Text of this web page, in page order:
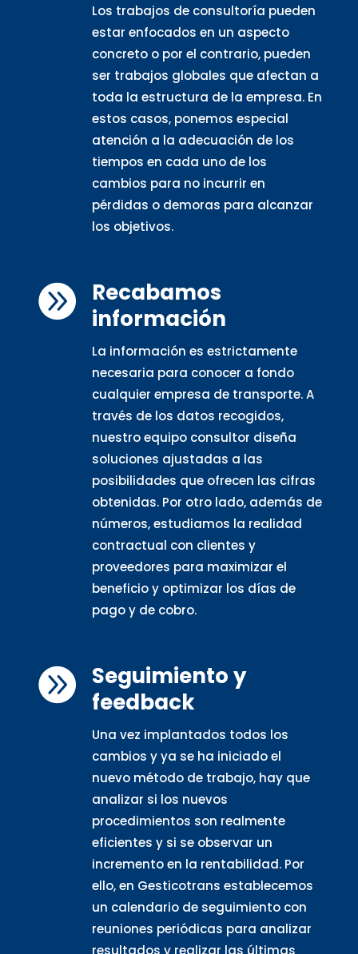
Los trabajos de consultoría pueden
estar enfocados en un aspecto
concreto o por el contrario, pueden
ser trabajos globales que afectan a
toda la estructura de la empresa. En
estos casos, ponemos especial
atención a la adecuación de los
tiempos en cada uno de los
cambios para no incurrir en
pérdidas o demoras para alcanzar
los objetivos.

Recabamos
información
La información es estrictamente
necesaria para conocer a fondo
cualquier empresa de transporte. A
través de los datos recogidos,
nuestro equipo consultor diseña
soluciones ajustadas a las
posibilidades que ofrecen las cifras
obtenidas. Por otro lado, además de
números, estudiamos la realidad
contractual con clientes y
proveedores para maximizar el
beneficio y optimizar los días de
pago y de cobro.
 Seguimiento y
feedback
Una vez implantados todos los
cambios y ya se ha iniciado el
nuevo método de trabajo, hay que
analizar si los nuevos
procedimientos son realmente
eficientes y si se observar un
incremento en la rentabilidad. Por
ello, en Gesticotrans establecemos
un calendario de seguimiento con
reuniones periódicas para analizar
resultados y realizar las últimas